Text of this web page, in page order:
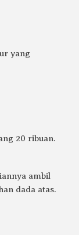
yang
20 ribuan.
ambil
dada atas.